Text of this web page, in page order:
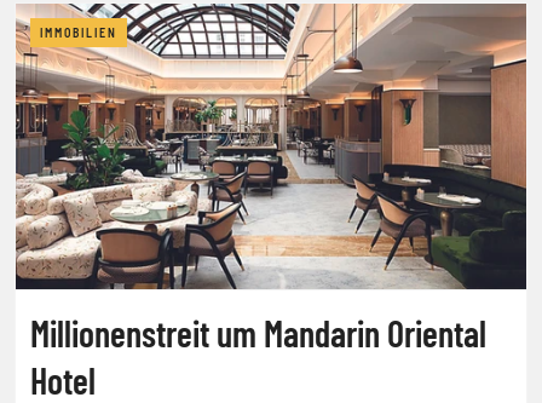
IMMOBILIEN
Millionenstreit um Mandarin Oriental
Hotel